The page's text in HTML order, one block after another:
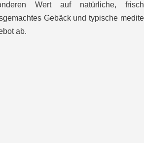
Wert auf natürliche,
Gebäck und typische
ab.